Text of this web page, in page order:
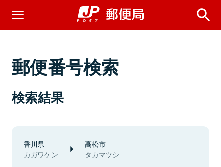
郵便番号検索
検索結果
香川県
カガワケン
高松市
タカマツシ